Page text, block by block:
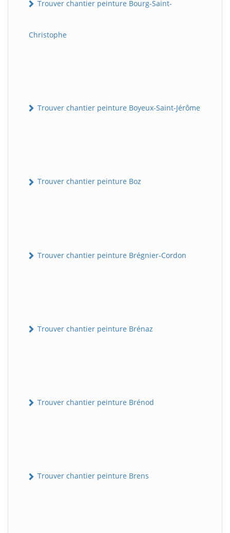
Trouver chantier peinture Bourg-Saint-
Christophe
Trouver chantier peinture Boyeux-Saint-Jérôme
Trouver chantier peinture Boz
Trouver chantier peinture Brégnier-Cordon
Trouver chantier peinture Brénaz
Trouver chantier peinture Brénod
Trouver chantier peinture Brens